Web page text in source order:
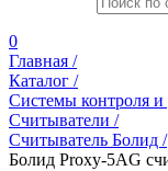
0
Главная /
Каталог /
Системы контроля и
Считыватели /
Считыватель Болид /
Болид Proxy-5AG